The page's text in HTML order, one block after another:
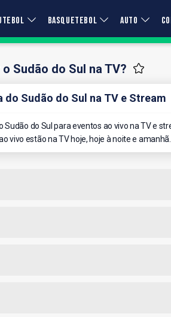
BASQUETEBOL AUTO
Sudão do Sul na TV?
Sudão do Sul na TV e Stream
do Sul para eventos ao vivo na TV e
vivo estão na TV hoje, hoje à noite e amanhã.